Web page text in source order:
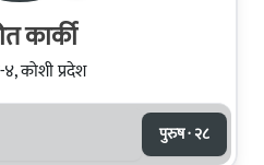
अंकीत कार्की
कोशी प्रदेश
पुरुष · २८